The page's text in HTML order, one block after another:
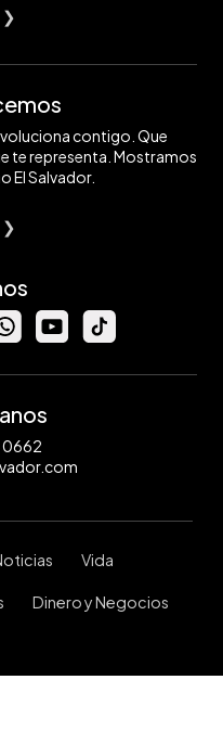
❯
contigo. Que
te representa. Mostramos
El Salvador.
❯
0662
Vida
Dinero y Negocios